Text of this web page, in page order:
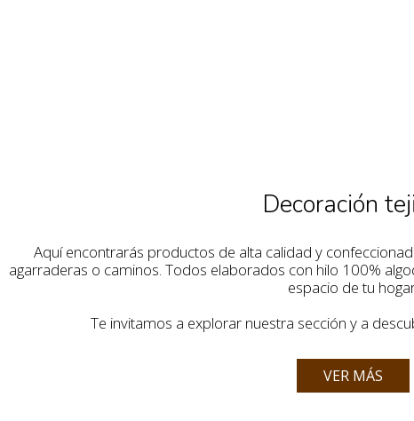
Decoración
Aquí encontrarás productos de alta calidad y
agarraderas o caminos. Todos elaborados con hilo 100%
espacio de tu
Te invitamos a explorar nuestra sección y a
VER MÁS